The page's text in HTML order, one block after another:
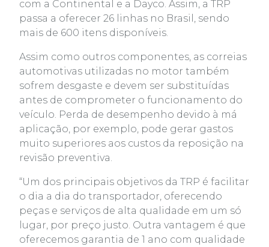
com a Continental e a Dayco. Assim, a TRP
passa a oferecer 26 linhas no Brasil, sendo
mais de 600 itens disponíveis.
Assim como outros componentes, as correias
automotivas utilizadas no motor também
sofrem desgaste e devem ser substituídas
antes de comprometer o funcionamento do
veículo. Perda de desempenho devido à má
aplicação, por exemplo, pode gerar gastos
muito superiores aos custos da reposição na
revisão preventiva.
“Um dos principais objetivos da TRP é facilitar
o dia a dia do transportador, oferecendo
peças e serviços de alta qualidade em um só
lugar, por preço justo. Outra vantagem é que
oferecemos garantia de 1 ano com qualidade